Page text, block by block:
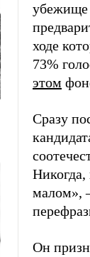
убежище
ходе
73%
этом
Сразу
Никогда,
малом»,
Он